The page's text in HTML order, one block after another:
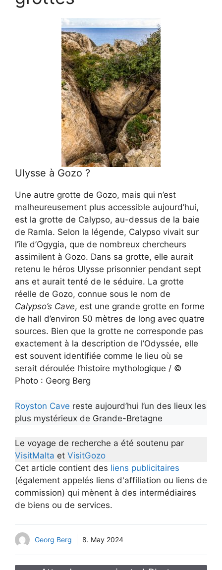
Ulysse à Gozo ?
Une autre grotte de Gozo, mais qui n’est
malheureusement plus accessible aujourd’hui,
est la grotte de Calypso, au-dessus de la baie
de Ramla. Selon la légende, Calypso vivait sur
l’île d’Ogygia, que de nombreux chercheurs
assimilent à Gozo. Dans sa grotte, elle aurait
retenu le héros Ulysse prisonnier pendant sept
ans et aurait tenté de le séduire. La grotte
réelle de Gozo, connue sous le nom de
Calypso’s Cave, est une grande grotte en forme
de hall d’environ 50 mètres de long avec quatre
sources. Bien que la grotte ne corresponde pas
exactement à la description de l’Odyssée, elle
est souvent identifiée comme le lieu où se
serait déroulée l’histoire mythologique / ©
Photo : Georg Berg
Royston Cave reste aujourd’hui l’un des lieux les
plus mystérieux de Grande-Bretagne
Le voyage de recherche a été soutenu par
VisitMalta et VisitGozo
Cet article contient des liens publicitaires
(également appelés liens d'affiliation ou liens de
commission) qui mènent à des intermédiaires
de biens ou de services.
Georg Berg 8. May 2024